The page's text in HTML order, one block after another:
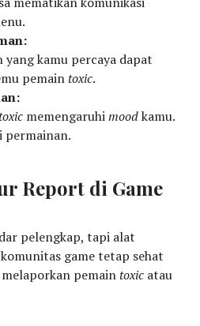
kamu percaya dapat
pemaintoxic.
memengaruhimoodkamu.
permainan.
Report di Game
pelengkap, tapi alat
game tetap sehat
pemaintoxic atau